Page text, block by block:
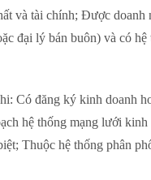
và tài chính; Được doanh
đại lý bán buôn) và có hệ
Có đăng ký kinh doanh
hệ thống mạng lưới kinh
Thuộc hệ thống phân